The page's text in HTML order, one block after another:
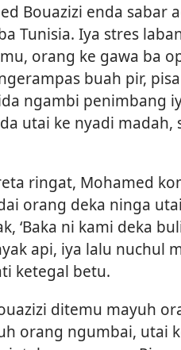
Bouazizi enda sabar
Tunisia. Iya stres
orang ke gawa ba
buah pir,
ngambi penimbang
utai ke nyadi madah,
ringat, Mohamed
orang deka ninga
‘Baka ni kami deka
api, iya lalu nuchul
ketegal betu.
ditemu mayuh
orang ngumbai, utai